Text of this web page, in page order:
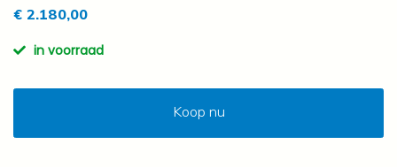
€ 2.180,00
in voorraad
Koop nu